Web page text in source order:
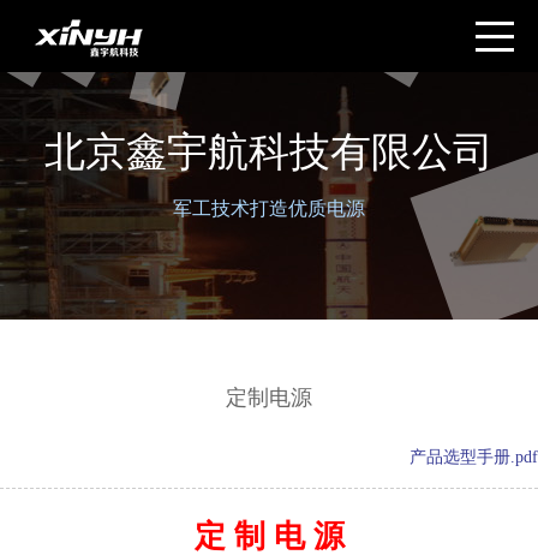
北京鑫宇航科技有限公司
军工技术打造优质电源
定制电源
产品选型手册.pdf
定 制 电 源